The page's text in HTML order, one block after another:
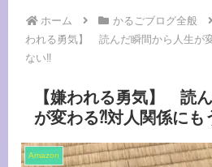
ホーム かるごブログ全般
われる勇気】 読んだ瞬間から人生が
ない‼︎
【嫌われる勇気】 読
が変わる⁈対人関係にも
Amazon